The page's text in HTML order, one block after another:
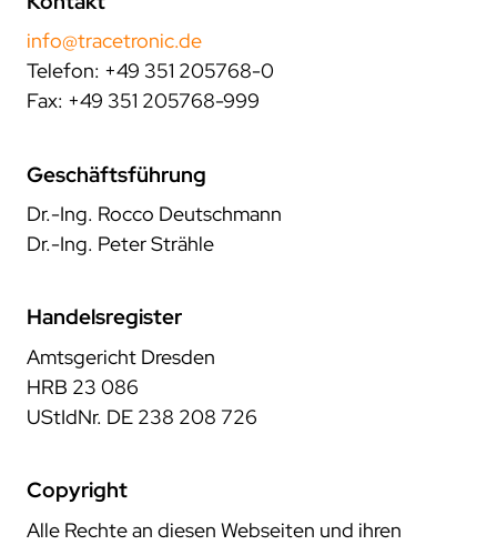
test.guide
scenario.architect
review.toolbox
japan
jobs
stellenangebote
dein einstieg
netzwerk
kooperationen
mitgliedschaften
forschung
kunden
zusammenarbeit
newsletter
info@tracetronic.de
Telefon: +49 351 205768-0
Fax: +49 351 205768-999
Geschäftsführung
Dr.-Ing. Rocco Deutschmann
Dr.-Ing. Peter Strähle
Handelsregister
Amtsgericht Dresden
HRB 23 086
UStIdNr. DE 238 208 726
Copyright
Alle Rechte an diesen Webseiten und ihren